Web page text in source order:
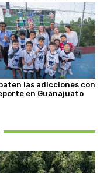
las adicciones con
en Guanajuato